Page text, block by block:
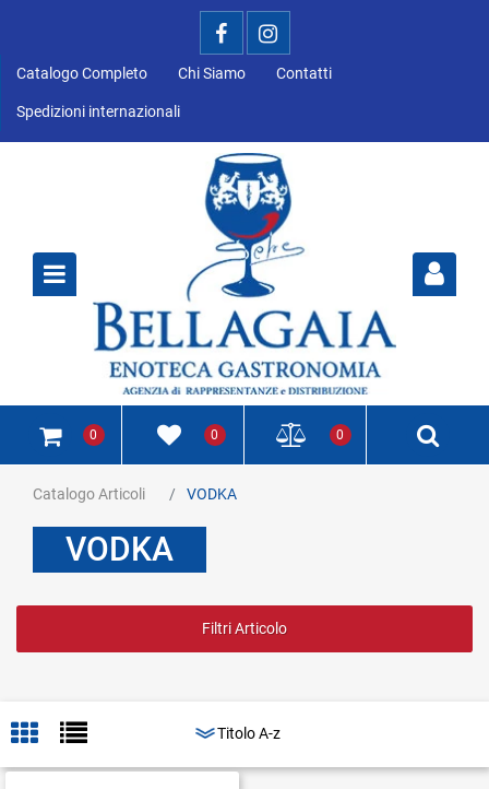
Catalogo Completo Chi Siamo Contatti
Spedizioni internazionali
0 0 0
Catalogo Articoli VODKA
VODKA
Filtri Articolo